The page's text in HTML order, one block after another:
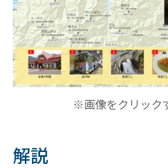
※画像をクリック
解説